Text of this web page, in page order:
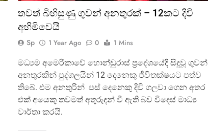
තවත් බිහිසුණු ගුවන් අනතුරක් – 12කට දිවි
අහිමිවෙයි
Sp 1 Year Ago 0 1 Mins
මධ්‍යම අමෙරිකාවේ හොන්ඩුරාස් ප්‍රදේශයේදී සිදුවූ ගුවන්
අනතුරකින් පුද්ගලයින් 12 දෙනෙකු ජීවිතක්ෂයට පත්ව
තිබේ. එම අනතුරින් පස් දෙනෙකු දිවි ගලවා ගෙන අතර
එක් අයෙකු තවමත් අතුරුදන් වී ඇති බව විදෙස් මාධ්‍ය
වාර්තා කරයි.